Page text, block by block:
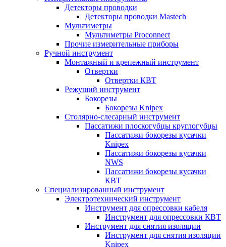
Детекторы проводки
Детекторы проводки Mastech
Мультиметры
Мультиметры Proconnect
Прочие измерительные приборы
Ручной инструмент
Монтажный и крепежный инструмент
Отвертки
Отвертки КВТ
Режущий инструмент
Бокорезы
Бокорезы Knipex
Столярно-слесарный инструмент
Пассатижи плоскогубцы круглогубцы
Пассатижи бокорезы кусачки
Knipex
Пассатижи бокорезы кусачки
NWS
Пассатижи бокорезы кусачки
КВТ
Специализированный инструмент
Электротехнический инструмент
Инструмент для опрессовки кабеля
Инструмент для опрессовки КВТ
Инструмент для снятия изоляции
Инструмент для снятия изоляции
Knipex